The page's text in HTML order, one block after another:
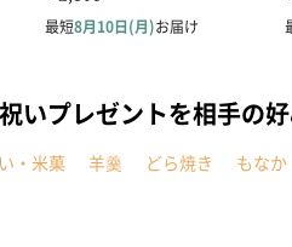
いプレゼントを相手の
・米菓 羊羹 どら焼き もなか